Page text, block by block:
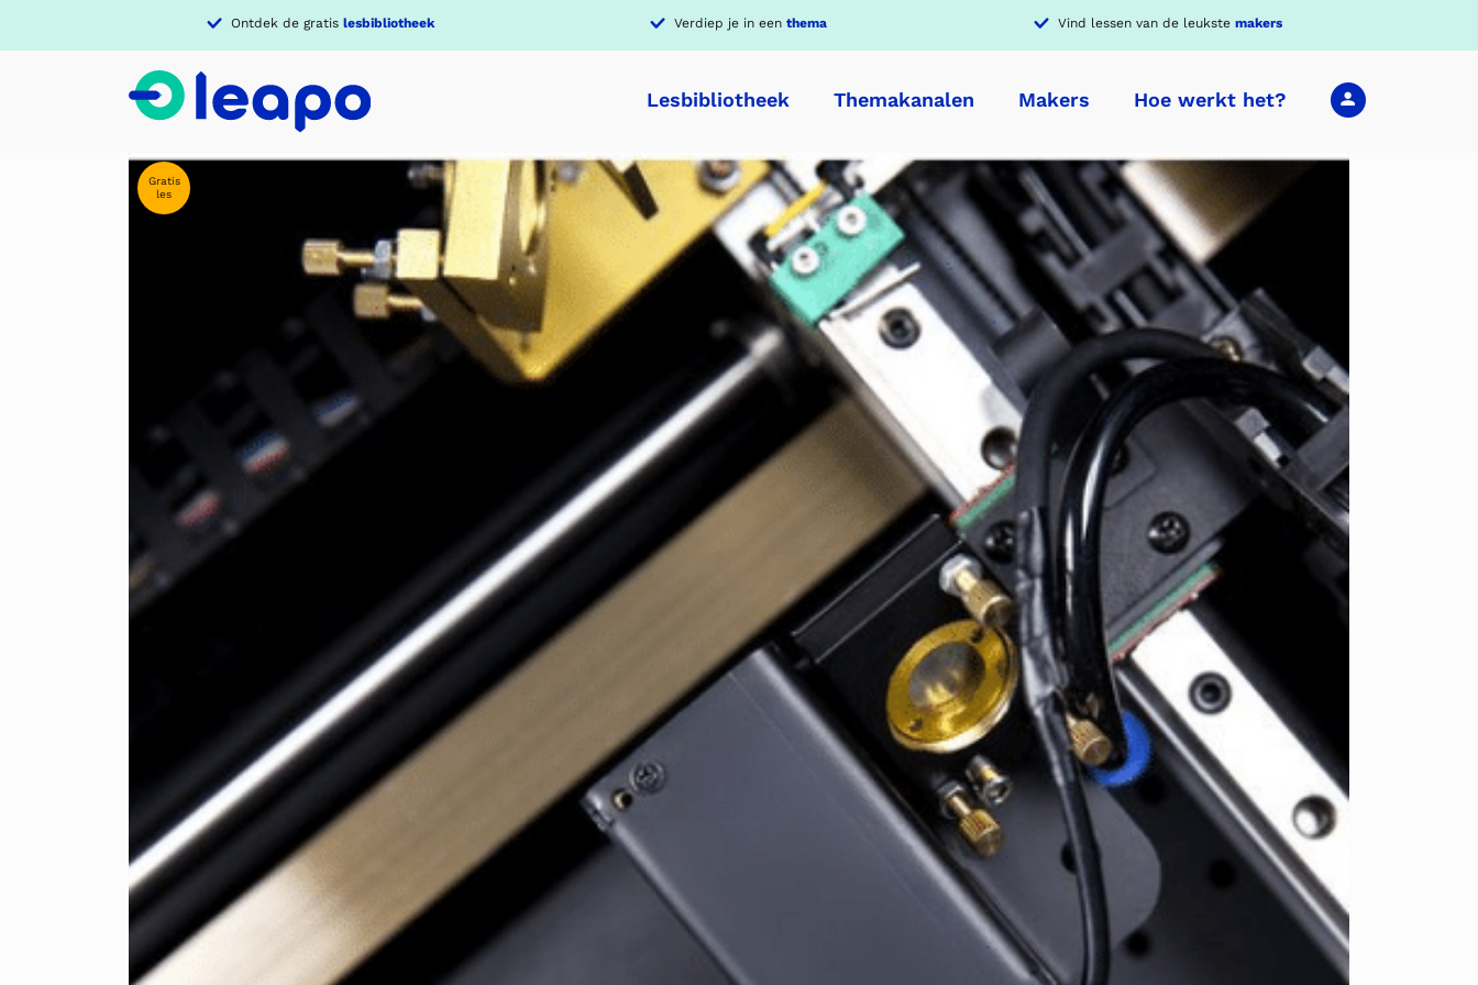
Ontdek de gratis lesbibliotheek Verdiep je in eenthema Vind lessen van de leukste makers
Lesbibliotheek Themakanalen Makers Hoe werkt het?
Gratis
les